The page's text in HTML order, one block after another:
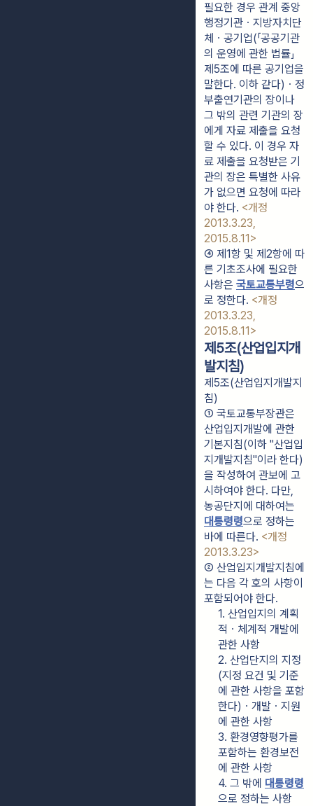
필요한 경우 관계 중앙
행정기관ㆍ지방자치단
체ㆍ공기업(「공공기관
의 운영에 관한 법률」
제5조에 따른 공기업을
말한다. 이하 같다)ㆍ정
부출연기관의 장이나
그 밖의 관련 기관의 장
에게 자료 제출을 요청
할 수 있다. 이 경우 자
료 제출을 요청받은 기
관의 장은 특별한 사유
가 없으면 요청에 따라
야 한다. <개정
2013.3.23,
2015.8.11>
④ 제1항 및 제2항에 따
른 기초조사에 필요한
사항은 국토교통부령으
로 정한다. <개정
2013.3.23,
2015.8.11>
제5조(산업입지개
발지침)
제5조(산업입지개발지
침)
① 국토교통부장관은
산업입지개발에 관한
기본지침(이하 "산업입
지개발지침"이라 한다)
을 작성하여 관보에 고
시하여야 한다. 다만,
대통령령으로 정하는
바에 따른다. <개정
2013.3.23>
② 산업입지개발지침에
는 다음 각 호의 사항이
포함되어야 한다.
1. 산업입지의 계획
적ㆍ체계적 개발에
관한 사항
2. 산업단지의 지정
(지정 요건 및 기준
에 관한 사항을 포함
한다)ㆍ개발ㆍ지원
에 관한 사항
3. 환경영향평가를
포함하는 환경보전
에 관한 사항
4. 그 밖에 대통령령
으로 정하는 사항